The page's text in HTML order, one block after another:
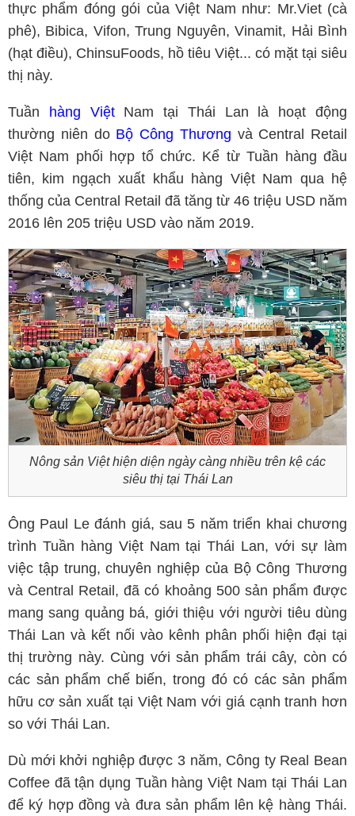
thực phẩm đóng gói của Việt Nam như: Mr.Viet (cà
phê), Bibica, Vifon, Trung Nguyên, Vinamit, Hải Bình
(hạt điều), ChinsuFoods, hồ tiêu Việt... có mặt tại siêu
thị này.
Tuần hàng ViệtNam tại Thái Lan là hoạt động
thường niên do Bộ Công Thương và Central Retail
Việt Nam phối hợp tổ chức. Kể từ Tuần hàng đầu
tiên, kim ngạch xuất khẩu hàng Việt Nam qua hệ
thống của Central Retail đã tăng từ 46 triệu USD năm
2016 lên 205 triệu USD vào năm 2019.
Nông sản Việt hiện diện ngày càng nhiều trên kệ các
siêu thị tại Thái Lan
Ông Paul Le đánh giá, sau 5 năm triển khai chương
trình Tuần hàng Việt Nam tại Thái Lan, với sự làm
việc tập trung, chuyên nghiệp của Bộ Công Thương
và Central Retail, đã có khoảng 500 sản phẩm được
mang sang quảng bá, giới thiệu với người tiêu dùng
Thái Lan và kết nối vào kênh phân phối hiện đại tại
thị trường này. Cùng với sản phẩm trái cây, còn có
các sản phẩm chế biến, trong đó có các sản phẩm
hữu cơ sản xuất tại Việt Nam với giá cạnh tranh hơn
so với Thái Lan.
Dù mới khởi nghiệp được 3 năm, Công ty Real Bean
Coffee đã tận dụng Tuần hàng Việt Nam tại Thái Lan
để ký hợp đồng và đưa sản phẩm lên kệ hàng Thái.